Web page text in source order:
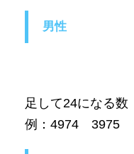
男性
足して24になる数
例：4974 3975